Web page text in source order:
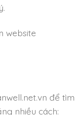
website
để tìm
nhiều cách: